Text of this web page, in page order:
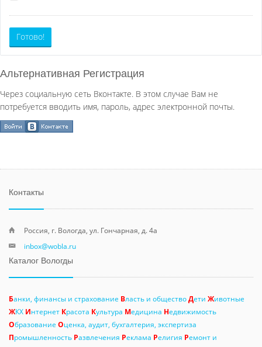
Готово!
Альтернативная Регистрация
Через социальную сеть Вконтакте. В этом случае Вам не
потребуется вводить имя, пароль, адрес электронной почты.
Контакты
Россия, г. Вологда, ул. Гончарная, д. 4а
inbox@wobla.ru
Каталог Вологды
Банки, финансы и страхование Власть и обществоДети Животные
ЖКХ Интернет Красота Культура Медицина Недвижимость
Образование Оценка, аудит, бухгалтерия, экспертиза
Промышленность Развлечения Реклама Религия Ремонт и